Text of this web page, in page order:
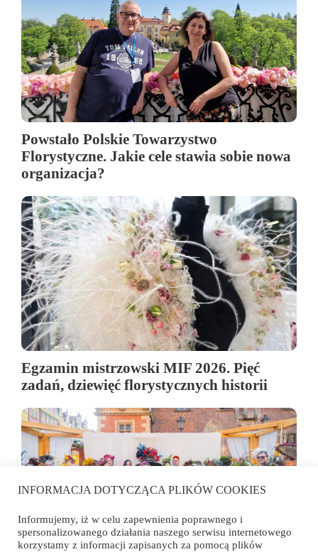
Powstało Polskie Towarzystwo
Florystyczne. Jakie cele stawia sobie nowa
organizacja?
Egzamin mistrzowski MIF 2026. Pięć
zadań, dziewięć florystycznych historii
INFORMACJA DOTYCZĄCA PLIKÓW COOKIES
Informujemy, iż w celu zapewnienia poprawnego i
spersonalizowanego działania naszego serwisu internetowego
korzystamy z informacji zapisanych za pomocą plików